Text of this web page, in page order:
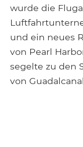
wurde die
und ein neues
von Pearl
segelte zu den
von